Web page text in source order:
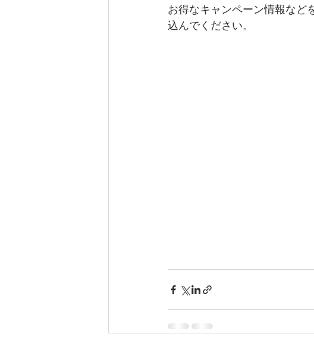
お得なキャンペーン情報など
込んでください。